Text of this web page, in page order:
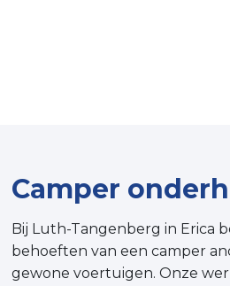
Camper
Bij Luth-Tangenberg in Erica
behoeften van een camper
gewone voertuigen. Onze